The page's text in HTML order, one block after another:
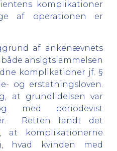
komplikationer
af operationen er
af ankenævnets
ansigtslammelsen
komplikationer jf. §
og erstatningsloven.
at grundlidelsen var
med periodevist
Retten fandt det
at komplikationerne
hvad kvinden med